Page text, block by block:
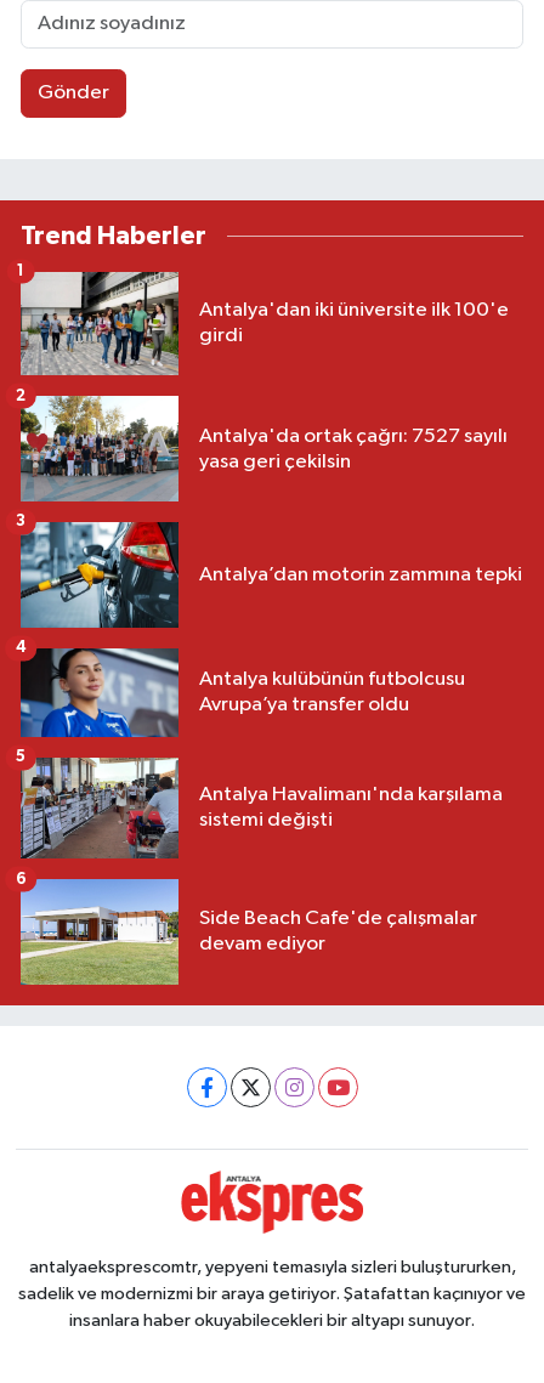
Gönder
Trend Haberler
Antalya'dan iki üniversite ilk 100'e
girdi
1
Antalya'da ortak çağrı: 7527 sayılı
yasa geri çekilsin
2
Antalya’dan motorin zammına tepki
3
Antalya kulübünün futbolcusu
Avrupa’ya transfer oldu
4
Antalya Havalimanı'nda karşılama
sistemi değişti
5
Side Beach Cafe'de çalışmalar
devam ediyor
6
antalyaeksprescomtr, yepyeni temasıyla sizleri buluştururken,
sadelik ve modernizmi bir araya getiriyor. Şatafattan kaçınıyor ve
insanlara haber okuyabilecekleri bir altyapı sunuyor.